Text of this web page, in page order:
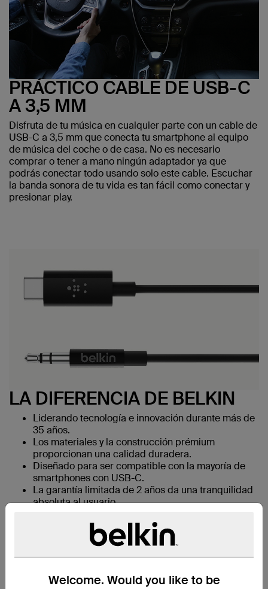
Welcome. Would you like to be
PRÁCTICO CABLE DE USB-C
A 3,5 MM
Disfruta de tu música en cualquier parte con un cable de
USB-C a 3,5 mm que conecta tu smartphone al equipo
de música del coche o de casa. No es necesario
comprar o tener a mano ningún adaptador ya que
podrás conectar todo usando solo este cable. Escuchar
la banda sonora de tu vida es tan fácil como conectar y
presionar play.
LA DIFERENCIA DE BELKIN
Liderando tecnología e innovación durante más de
35 años.
Los materiales y la construcción prémium
proporcionan una calidad duradera.
Diseñado para ser compatible con la mayoría de
smartphones con USB-C.
La garantía limitada de 2 años da una tranquilidad
absoluta al usuario.